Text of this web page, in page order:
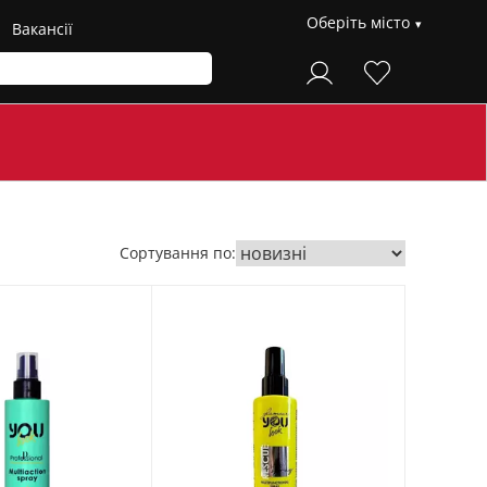
Вакансії Оберіть місто
Сортування по: